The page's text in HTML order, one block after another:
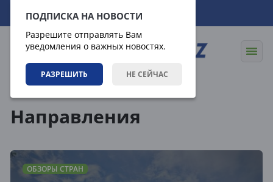
ПОДПИСКА НА НОВОСТИ
Разрешите отправлять Вам
уведомления о важных новостях.
РАЗРЕШИТЬ НЕ СЕЙЧАС
06.08.2026 06:08:18
Направления
ОБЗОРЫ СТРАН